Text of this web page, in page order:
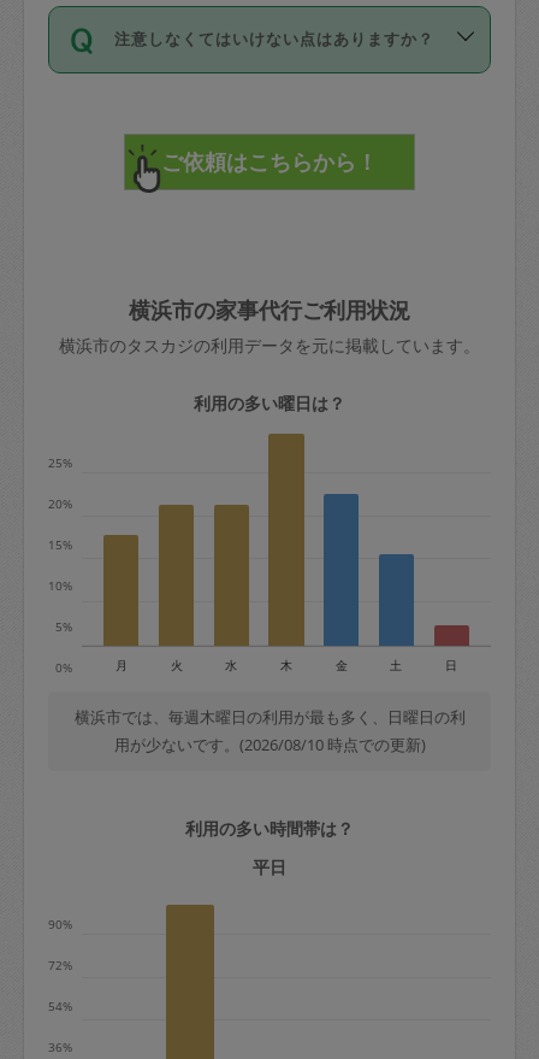
詳細FAQ：
損害賠償保険について教えて
72時間を超える※と、以下のキャンセル
料が発生します。
直前キャンセル料：
72時間前〜24時間前＝依頼料金の50%
依頼者不在による当日キャンセル＝依頼
金額の100%＋交通費全額
※例：依頼日時／土曜日午前9時開始の場
水曜日9時〜金曜日9時まで＝依頼料金の
金曜日9時～土曜日8時まで＝依頼金額の
＋交通費全額
依頼者不在による当日キャンセル＝依頼
金額の100%＋交通費全額
定期契約をキャンセルする場合、毎週定
期は月2回まで隔週定期は月1回までキャ
まず、条件の合う気になるタスカジさ
みてください。
その後、一番気に入ったタスカジさんに
不在の場合の作業はタスカジさんの同意
が必要です。数回の依頼ののち、タスカ
ジさんと依頼者の間で十分な信頼関係が
てください。
不在時に部屋に入るためにタスカジさん
きた場合は損害保険の対象外となるので
ご注意ください。
注意しなくてはいけない点はありますか？
で、必ず鍵のかかるロッカーや金庫に入
れて依頼者の責任の元管理するよう心掛
けてください。
玉、など
あわせてこちらも参照ください：初めて
はありますか？
横浜市の家事代行ご利用状況
横浜市のタスカジの利用データを元に掲載しています。
利用の多い曜日は？
0%
5%
10%
15%
20%
25%
月 火 水 木 金 土 日
横浜市では、毎週木曜日の利用が最も多く、日曜日の利
用が少ないです。(2026/08/10 時点での更新)
利用の多い時間帯は？
平日
36%
54%
72%
90%